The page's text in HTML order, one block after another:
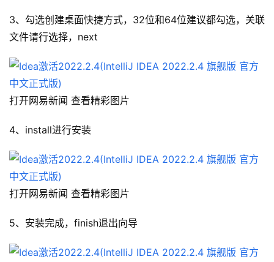
3、勾选创建桌面快捷方式，32位和64位建议都勾选，关联
文件请行选择，next
打开网易新闻 查看精彩图片
4、install进行安装
打开网易新闻 查看精彩图片
5、安装完成，finish退出向导